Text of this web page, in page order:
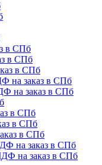
в СПб
в СПб
в СПб
на заказ в СПб
на заказ в СПб
в СПб
в СПб
в СПб
на заказ в СПб
на заказ в СПб